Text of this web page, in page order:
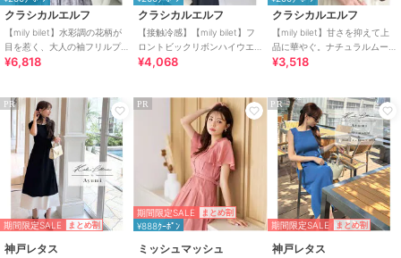
クラシカルエルフ
【mily bilet】水彩調の花柄が
目を惹く、大人の袖フリルプ
リーツワンピース（半袖）
¥6,818
クラシカルエルフ
【接触冷感】【mily bilet】フ
ロントビックリボンハイウエ
スト切替デニムキャミワンピｰ
¥4,068
クラシカルエルフ
【mily bilet】甘さを抑えて上
品に華やぐ。ナチュラルムー
ドな レース使い楊柳フレアワ
¥3,518
PR
期間限定SALE まとめ割
神戸レタス
PR
期間限定SALE まとめ割
¥888ｸｰﾎﾟﾝ
ミッシュマッシュ
PR
期間限定SALE まとめ割
神戸レタス